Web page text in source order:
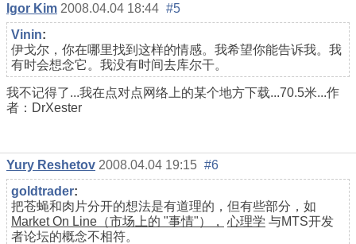
Igor Kim 2008.04.04 18:44 #5
Vinin:
伊戈尔，你在哪里找到这样的情感。我希望你能告诉我。我
有时会想念它。我没有时间去库尔干。
我不记得了...我在点对点网络上的某个地方下载...70.5米...作
者：DrXester
Yury Reshetov 2008.04.04 19:15 #6
goldtrader:
把苍蝇和肉片分开的想法是有道理的，但有些部分，如
Market On Line（市场上的 "事情"），
心理学 与MTS开发
者论坛的概念不相符。